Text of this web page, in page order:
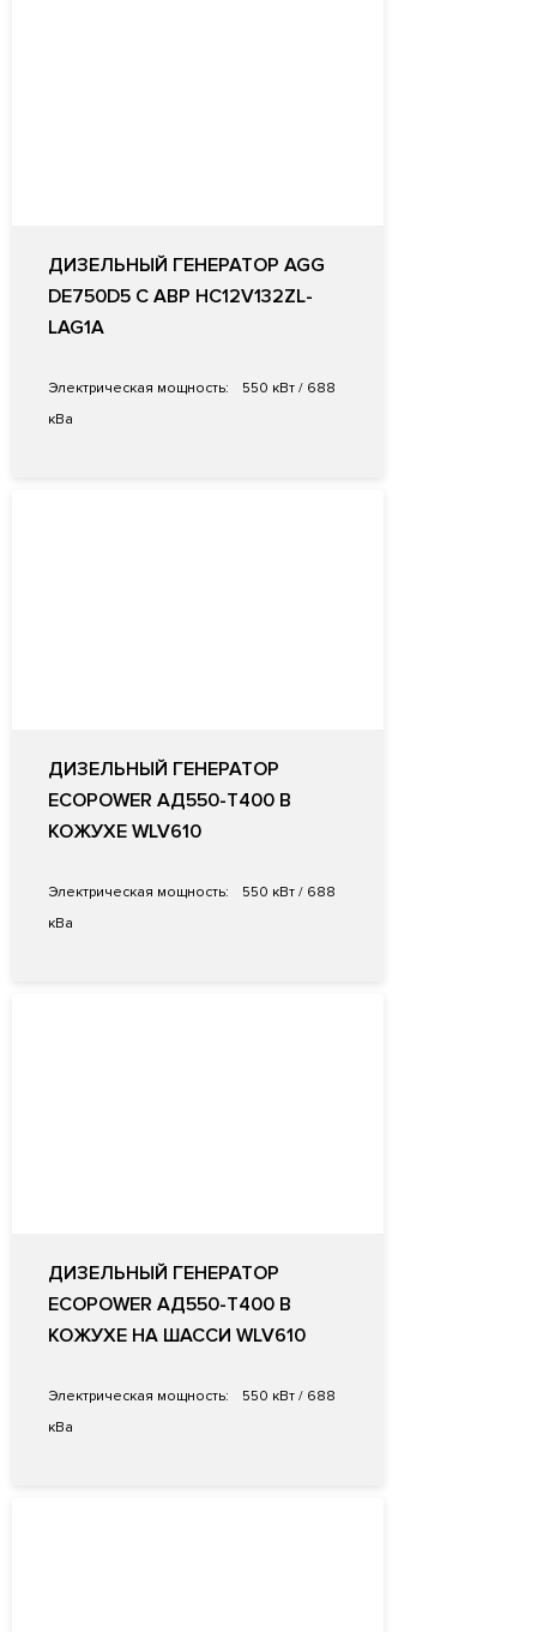
ДИЗЕЛЬНЫЙ ГЕНЕРАТОР AGG
DE750D5 С АВР HC12V132ZL-
LAG1A
Электрическая мощность:
550 кВт / 688
кВа
ДИЗЕЛЬНЫЙ ГЕНЕРАТОР
ECOPOWER АД550-T400 В
КОЖУХЕ WLV610
Электрическая мощность:
550 кВт / 688
кВа
ДИЗЕЛЬНЫЙ ГЕНЕРАТОР
ECOPOWER АД550-T400 В
КОЖУХЕ НА ШАССИ WLV610
Электрическая мощность:
550 кВт / 688
кВа